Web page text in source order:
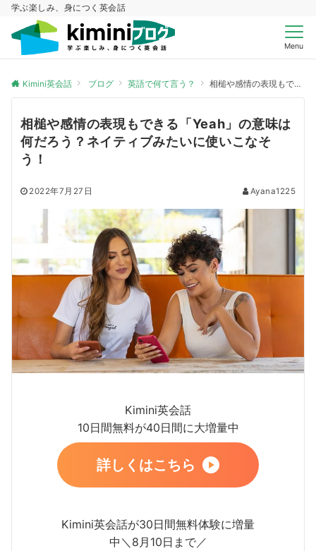
学ぶ楽しみ、身につく英会話
Menu
Kimini英会話 ブログ 英語で何て言う？ 相槌や感情の表現もできる「Yeah」の意味は何だろう？ネイティブみたいに使いこなそう！
相槌や感情の表現もできる「Yeah」の意味は
何だろう？ネイティブみたいに使いこなそ
う！
2022年7月27日 Ayana1225
Kimini英会話
10日間無料が40日間に大増量中
詳しくはこちら
Kimini英会話が30日間無料体験に増量
中＼8月10日まで／